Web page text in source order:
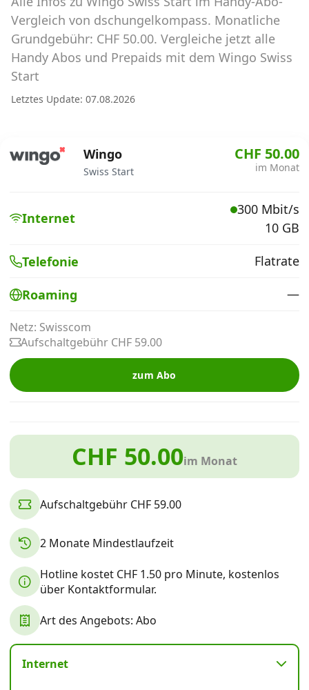
Abos für Tablets, Hotspots und Smart
Watches
Tarifrechner Handy-Abo
Alle Anbieter
Mobilfunknetz Schweiz
Handy-Abo kündigen oder
Internet, TV, Telefon
Aktionen
News
Forum
Über uns
Datenschutz
Vergleich von dschungelkompass. Monatliche
Grundgebühr: CHF 50.00. Vergleiche jetzt alle
Handy Abos und Prepaids mit dem Wingo Swiss
Start
Letztes Update: 07.08.2026
Wingo
Swiss Start
CHF 50.00
im Monat
Internet
300 Mbit/s
10 GB
Telefonie Flatrate
Roaming —
Netz: Swisscom
Aufschaltgebühr CHF 59.00
zum Abo
CHF 50.00im Monat
Aufschaltgebühr CHF 59.00
2 Monate Mindestlaufzeit
Hotline kostet CHF 1.50 pro Minute, kostenlos
über Kontaktformular.
Art des Angebots: Abo
Internet